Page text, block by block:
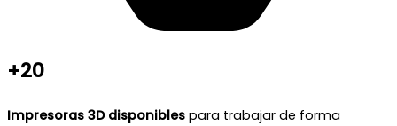
+20
Impresoras 3D disponibles para trabajar de forma